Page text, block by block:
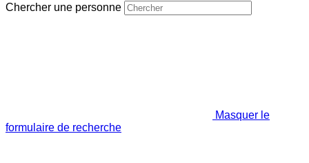
Chercher une personne
Masquer le
formulaire de recherche